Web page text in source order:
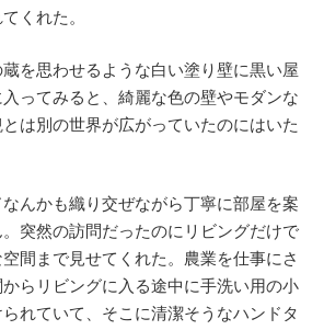
くれた。
を思わせるような白い塗り壁に黒い屋
ってみると、綺麗な色の壁やモダンな
は別の世界が広がっていたのにはいた
んかも織り交ぜながら丁寧に部屋を案
突然の訪問だったのにリビングだけで
間まで見せてくれた。農業を仕事にさ
らリビングに入る途中に手洗い用の小
れていて、そこに清潔そうなハンドタ